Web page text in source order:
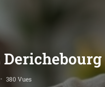
Derichebourg
380 Vues